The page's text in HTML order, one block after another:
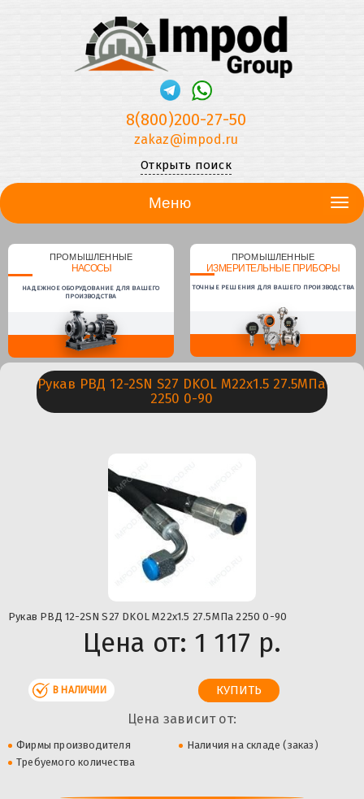
8(800)200-27-50
zakaz@impod.ru
Открыть поиск
Меню
ПРОМЫШЛЕННЫЕ
НАСОСЫ
НАДЕЖНОЕ ОБОРУДОВАНИЕ ДЛЯ ВАШЕГО
ПРОИЗВОДСТВА
ПРОМЫШЛЕННЫЕ
ИЗМЕРИТЕЛЬНЫЕ ПРИБОРЫ
ТОЧНЫЕ РЕШЕНИЯ ДЛЯ ВАШЕГО ПРОИЗВОДСТВА
Рукав РВД 12-2SN S27 DKOL М22х1.5 27.5МПа
2250 0-90
Рукав РВД 12-2SN S27 DKOL М22х1.5 27.5МПа 2250 0-90
Цена от: 1 117 р.
В НАЛИЧИИ
Цена зависит от:
Фирмы производителя
Наличия на складе (заказ)
Требуемого количества